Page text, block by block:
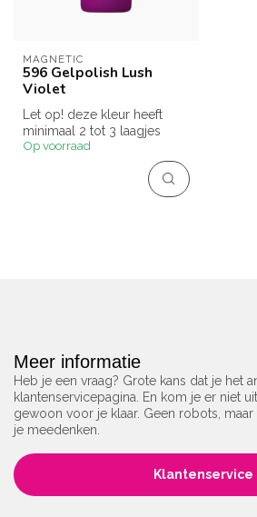
MAGNETIC
596 Gelpolish Lush
Violet
Let op! deze kleur heeft
minimaal 2 tot 3 laagjes
nodig om een mooie
Op voorraad
Meer informatie
Heb je een vraag? Grote kans dat je het
klantenservicepagina. En kom je er niet
gewoon voor je klaar. Geen robots,
je meedenken.
Klantenservice